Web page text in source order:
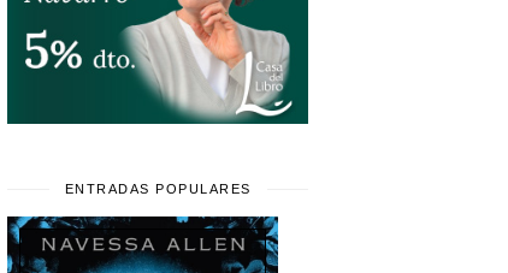
ENTRADAS POPULARES